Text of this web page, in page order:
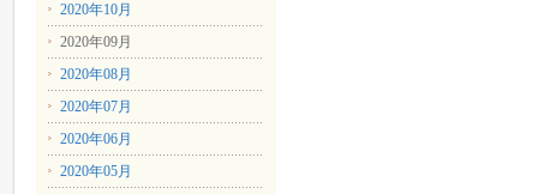
2020年10月
2020年09月
2020年08月
2020年07月
2020年06月
2020年05月